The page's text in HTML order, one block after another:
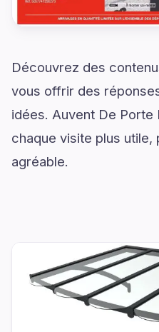
Découvrez des
vous offrir des
idées. Auvent De
chaque visite plus utile,
agréable.